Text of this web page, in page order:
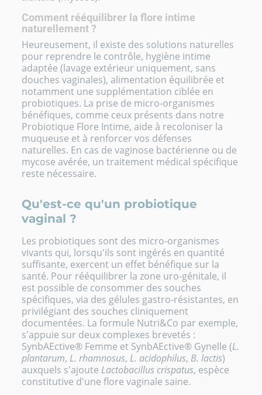
Comment rééquilibrer la flore intime
naturellement ?
Heureusement, il existe des solutions naturelles
pour reprendre le contrôle, hygiène intime
adaptée (lavage extérieur uniquement, sans
douches vaginales), alimentation équilibrée et
notamment une supplémentation ciblée en
probiotiques. La prise de micro-organismes
bénéfiques, comme ceux présents dans notre
Probiotique Flore Intime, aide à recoloniser la
muqueuse et à renforcer vos défenses
naturelles. En cas de vaginose bactérienne ou de
mycose avérée, un traitement médical spécifique
reste nécessaire.
Qu'est-ce qu'un probiotique
vaginal ?
Les probiotiques sont des micro-organismes
vivants qui, lorsqu'ils sont ingérés en quantité
suffisante, exercent un effet bénéfique sur la
santé. Pour rééquilibrer la zone uro-génitale, il
est possible de consommer des souches
spécifiques, via des gélules gastro-résistantes, en
privilégiant des souches cliniquement
documentées. La formule Nutri&Co par exemple,
s'appuie sur deux complexes brevetés :
SynbAEctive® Femme et SynbAEctive® Gynelle (L.
plantarum, L. rhamnosus, L. acidophilus, B. lactis)
auxquels s'ajoute Lactobacillus crispatus, espèce
constitutive d'une flore vaginale saine.